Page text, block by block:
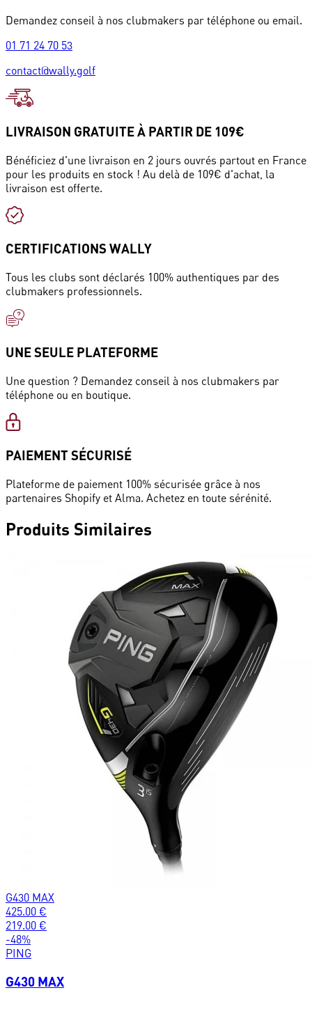
Demandez conseil à nos clubmakers par téléphone ou email.
01 71 24 70 53
contact@wally.golf
LIVRAISON GRATUITE À PARTIR DE 109€
Bénéficiez d'une livraison en 2 jours ouvrés partout en France
pour les produits en stock ! Au delà de 109€ d'achat, la
livraison est offerte.
CERTIFICATIONS WALLY
Tous les clubs sont déclarés 100% authentiques par des
clubmakers professionnels.
UNE SEULE PLATEFORME
Une question ? Demandez conseil à nos clubmakers par
téléphone ou en boutique.
PAIEMENT SÉCURISÉ
Plateforme de paiement 100% sécurisée grâce à nos
partenaires Shopify et Alma. Achetez en toute sérénité.
Produits Similaires
G430 MAX
425.00 €
219.00 €
-48%
PING
G430 MAX